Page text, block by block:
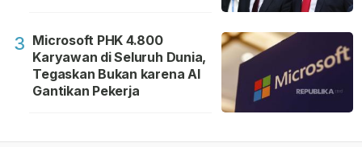
3 Microsoft PHK 4.800
Karyawan di Seluruh Dunia,
Tegaskan Bukan karena AI
Gantikan Pekerja